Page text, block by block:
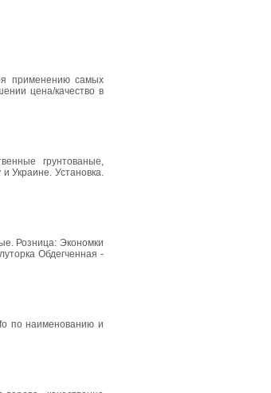
применению самых
цена/качество в
грунтованые,
Украине. Установка.
Розница: Экономки
Обдегченная -
по наименованию и